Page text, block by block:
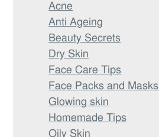
Acne
Anti Ageing
Beauty Secrets
Dry Skin
Face Care Tips
Face Packs and Masks
Glowing skin
Homemade Tips
Oily Skin